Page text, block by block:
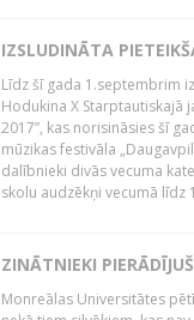
IZSLUDINĀTA
Līdz šī gada 1.septembrim
Hodukina X Starptautiskajā
2017”, kas norisināsies šī
mūzikas festivāla
dalībnieki divās vecuma
skolu audzēkņi vecumā līdz
ZINĀTNIEKI
Monreālas Universitātes